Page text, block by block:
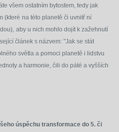
všem ostatním bytostem, tedy jak
(které na této planetě či uvnitř ní
aby u nich mohlo dojít k zažehnutí
článek s názvem: "Jak se stát
světla a pomoci planetě i lidstvu
a harmonie, čili do páté a vyšších
úspěchu transformace do 5. či